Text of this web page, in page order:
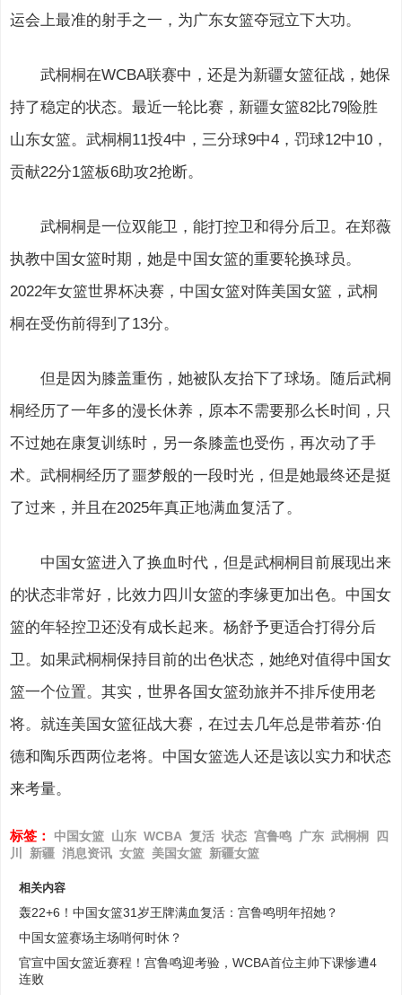
运会上最准的射手之一，为广东女篮夺冠立下大功。
武桐桐在WCBA联赛中，还是为新疆女篮征战，她保
持了稳定的状态。最近一轮比赛，新疆女篮82比79险胜
山东女篮。武桐桐11投4中，三分球9中4，罚球12中10，
贡献22分1篮板6助攻2抢断。
武桐桐是一位双能卫，能打控卫和得分后卫。在郑薇
执教中国女篮时期，她是中国女篮的重要轮换球员。
2022年女篮世界杯决赛，中国女篮对阵美国女篮，武桐
桐在受伤前得到了13分。
但是因为膝盖重伤，她被队友抬下了球场。随后武桐
桐经历了一年多的漫长休养，原本不需要那么长时间，只
不过她在康复训练时，另一条膝盖也受伤，再次动了手
术。武桐桐经历了噩梦般的一段时光，但是她最终还是挺
了过来，并且在2025年真正地满血复活了。
中国女篮进入了换血时代，但是武桐桐目前展现出来
的状态非常好，比效力四川女篮的李缘更加出色。中国女
篮的年轻控卫还没有成长起来。杨舒予更适合打得分后
卫。如果武桐桐保持目前的出色状态，她绝对值得中国女
篮一个位置。其实，世界各国女篮劲旅并不排斥使用老
将。就连美国女篮征战大赛，在过去几年总是带着苏·伯
德和陶乐西两位老将。中国女篮选人还是该以实力和状态
来考量。
标签： 中国女篮 山东 WCBA 复活 状态 宫鲁鸣 广东 武桐桐
四
川
新疆 消息资讯 女篮 美国女篮 新疆女篮
相关内容
轰22+6！中国女篮31岁王牌满血复活：宫鲁鸣明年招她？
中国女篮赛场主场哨何时休？
官宣中国女篮近赛程！宫鲁鸣迎考验，WCBA首位主帅下课惨遭4
连败